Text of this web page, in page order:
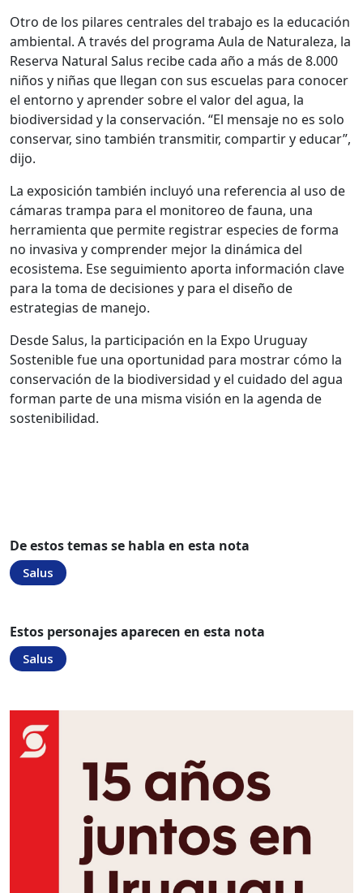
Otro de los pilares centrales del trabajo es la educación
ambiental. A través del programa Aula de Naturaleza, la
Reserva Natural Salus recibe cada año a más de 8.000
niños y niñas que llegan con sus escuelas para conocer
el entorno y aprender sobre el valor del agua, la
biodiversidad y la conservación. “El mensaje no es solo
conservar, sino también transmitir, compartir y educar”,
dijo.
La exposición también incluyó una referencia al uso de
cámaras trampa para el monitoreo de fauna, una
herramienta que permite registrar especies de forma
no invasiva y comprender mejor la dinámica del
ecosistema. Ese seguimiento aporta información clave
para la toma de decisiones y para el diseño de
estrategias de manejo.
Desde Salus, la participación en la Expo Uruguay
Sostenible fue una oportunidad para mostrar cómo la
conservación de la biodiversidad y el cuidado del agua
forman parte de una misma visión en la agenda de
sostenibilidad.
De estos temas se habla en esta nota
Salus
Estos personajes aparecen en esta nota
Salus